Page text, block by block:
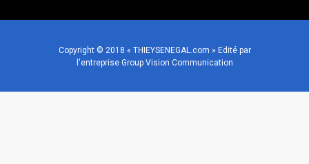
Copyright © 2018 « THIEYSENEGAL.com » Edité par
l'entreprise Group Vision Communication